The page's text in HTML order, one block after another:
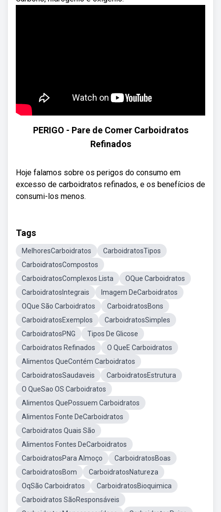
PERIGO - Pare de Comer Carboidratos
Refinados
Hoje falamos sobre os perigos do consumo em
excesso de carboidratos refinados, e os benefícios de
consumi-los menos.
Tags
MelhoresCarboidratos
CarboidratosTipos
CarboidratosCompostos
CarboidratosComplexos Lista
OQue Carboidratos
CarboidratosIntegrais
Imagem DeCarboidratos
OQue São Carboidratos
CarboidratosBons
CarboidratosExemplos
CarboidratosSimples
CarboidratosPNG
Tipos De Glicose
Carboidratos Refinados
O QueE Carboidratos
Alimentos QueContém Carboidratos
CarboidratosSaudaveis
CarboidratosEstrutura
O QueSao OS Carboidratos
Alimentos QuePossuem Carboidratos
Alimentos Fonte DeCarboidratos
Carboidratos Quais São
Alimentos Fontes DeCarboidratos
CarboidratosPara Almoço
CarboidratosBoas
CarboidratosBom
CarboidratosNatureza
OqSão Carboidratos
CarboidratosBioquimica
Carboidratos SãoResponsáveis